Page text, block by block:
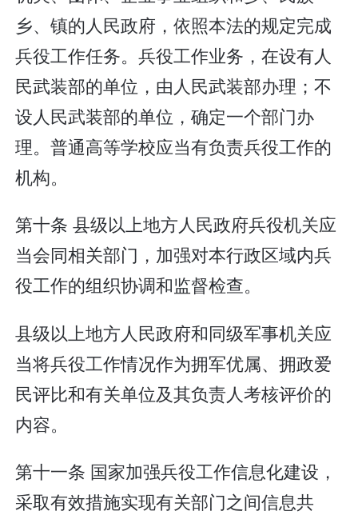
乡、镇的人民政府，依照本法的规定完成
兵役工作任务。兵役工作业务，在设有人
民武装部的单位，由人民武装部办理；不
设人民武装部的单位，确定一个部门办
理。普通高等学校应当有负责兵役工作的
机构。
第十条 县级以上地方人民政府兵役机关应
当会同相关部门，加强对本行政区域内兵
役工作的组织协调和监督检查。
县级以上地方人民政府和同级军事机关应
当将兵役工作情况作为拥军优属、拥政爱
民评比和有关单位及其负责人考核评价的
内容。
第十一条 国家加强兵役工作信息化建设，
采取有效措施实现有关部门之间信息共